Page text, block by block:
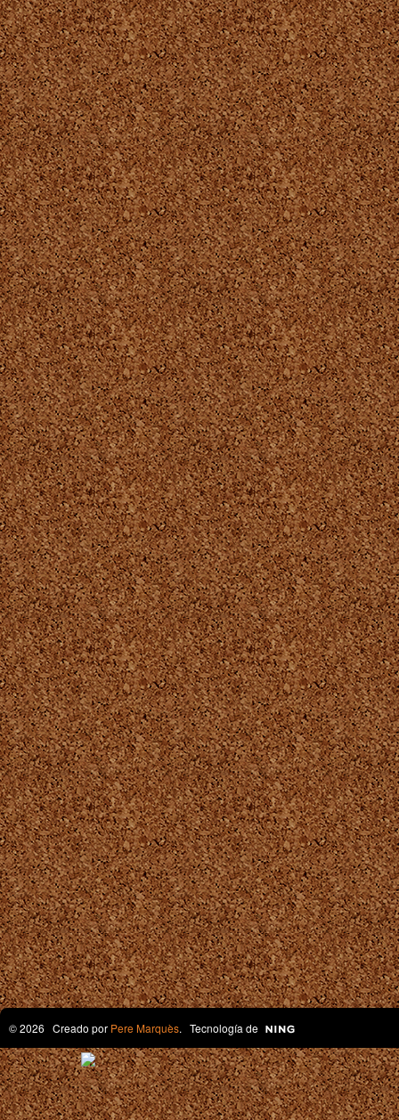
© 2026 Creado por Pere Marquès. Tecnología de